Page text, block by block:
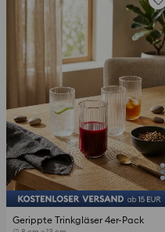
Gerippte Trinkgläser 4er-Pack